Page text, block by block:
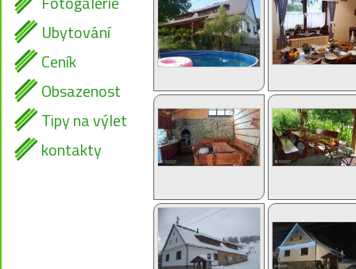
Ubytování
Ceník
Obsazenost
Tipy na výlet
kontakty